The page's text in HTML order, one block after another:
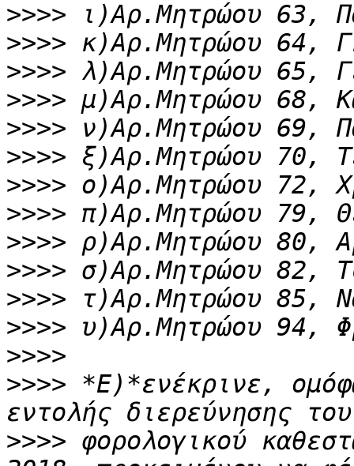
>>>>
>>>>
>>>>
>>>>
>>>>
>>>>
>>>>
>>>>
>>>>
>>>>
>>>>
>>>>
>>>>
>>>> *Ε)*ενέκρινε,
>>>> φορολογικού